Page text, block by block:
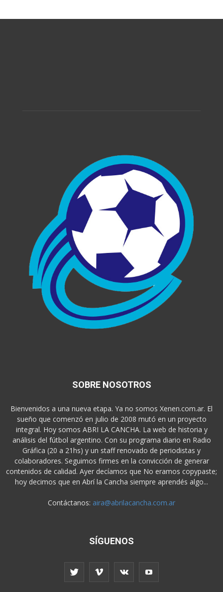
SOBRE NOSOTROS
Bienvenidos a una nueva etapa. Ya no somos Xenen.com.ar. El
sueño que comenzó en julio de 2008 mutó en un proyecto
integral. Hoy somos ABRI LA CANCHA. La web de historia y
análisis del fútbol argentino. Con su programa diario en Radio
Gráfica (20 a 21hs) y un staff renovado de periodistas y
colaboradores. Seguimos firmes en la convicción de generar
contenidos de calidad. Ayer decíamos que No eramos copypaste;
hoy decimos que en Abrí la Cancha siempre aprendés algo...
Contáctanos: aira@abrilacancha.com.ar
SÍGUENOS